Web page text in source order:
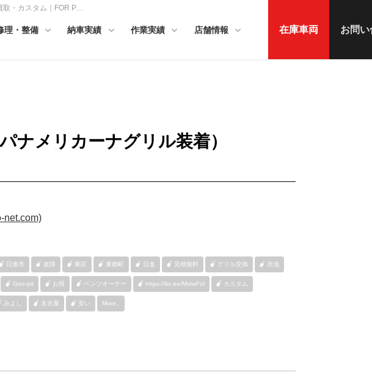
取・カスタム｜FOR P…
理・整備 納車実績 作業実績 店舗情報 在庫車両 お問
メリカーナグリル装着）
net.com)
日進市 故障 東区 東郷町 日進 見積無料 グリル交換 赤池
Goo-pit お得 ベンツオーナー https://lin.ee/MxtwFol カスタム
みよし 名古屋 安い More..